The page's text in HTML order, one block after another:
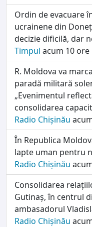
Ordin de evacuare
ucrainene din
decizie dificilă, dar
Timpul acum 10 ore
R. Moldova va
paradă militară
„Evenimentul
consolidarea
Radio Chișinău
În Republica
lapte uman pentru
Radio Chișinău
Consolidarea
Gutinaș, în centrul
ambasadorul
Radio Chișinău